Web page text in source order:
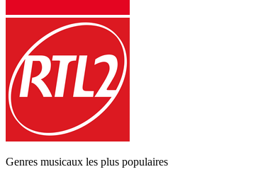
Genres musicaux les plus populaires